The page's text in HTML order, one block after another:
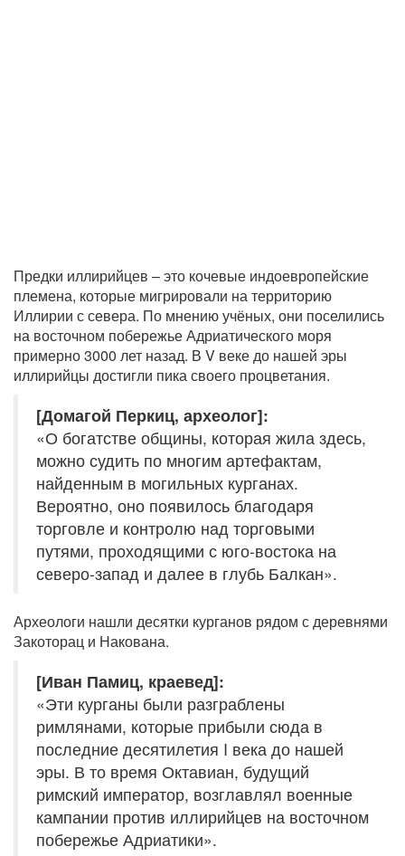
Предки иллирийцев – это кочевые индоевропейские
племена, которые мигрировали на территорию
Иллирии с севера. По мнению учёных, они поселились
на восточном побережье Адриатического моря
примерно 3000 лет назад. В V веке до нашей эры
иллирийцы достигли пика своего процветания.
[Домагой Перкиц, археолог]:
«О богатстве общины, которая жила здесь,
можно судить по многим артефактам,
найденным в могильных курганах.
Вероятно, оно появилось благодаря
торговле и контролю над торговыми
путями, проходящими с юго-востока на
северо-запад и далее в глубь Балкан».
Археологи нашли десятки курганов рядом с деревнями
Закоторац и Накована.
[Иван Памиц, краевед]:
«Эти курганы были разграблены
римлянами, которые прибыли сюда в
последние десятилетия I века до нашей
эры. В то время Октавиан, будущий
римский император, возглавлял военные
кампании против иллирийцев на восточном
побережье Адриатики».